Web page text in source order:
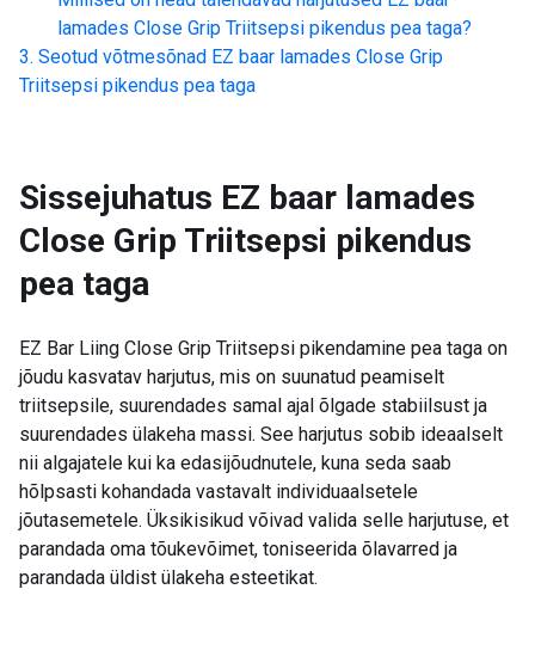
lamades Close Grip Triitsepsi pikendus pea taga?
Seotud võtmesõnad EZ baar lamades Close Grip
Triitsepsi pikendus pea taga
Sissejuhatus EZ baar lamades
Close Grip Triitsepsi pikendus
pea taga
EZ Bar Liing Close Grip Triitsepsi pikendamine pea taga on
jõudu kasvatav harjutus, mis on suunatud peamiselt
triitsepsile, suurendades samal ajal õlgade stabiilsust ja
suurendades ülakeha massi. See harjutus sobib ideaalselt
nii algajatele kui ka edasijõudnutele, kuna seda saab
hõlpsasti kohandada vastavalt individuaalsetele
jõutasemetele. Üksikisikud võivad valida selle harjutuse, et
parandada oma tõukevõimet, toniseerida õlavarred ja
parandada üldist ülakeha esteetikat.